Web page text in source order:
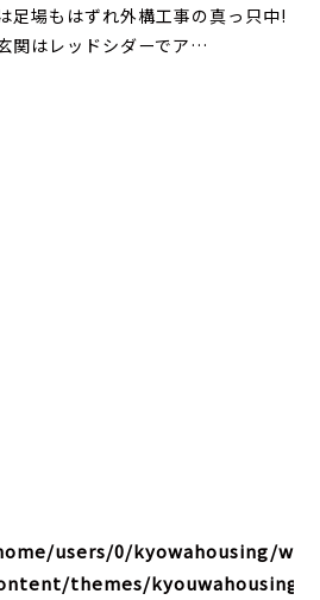
足場もはずれ外構工事の真っ只中!
関はレッドシダーでア…
users/0/kyowahousing/
themes/